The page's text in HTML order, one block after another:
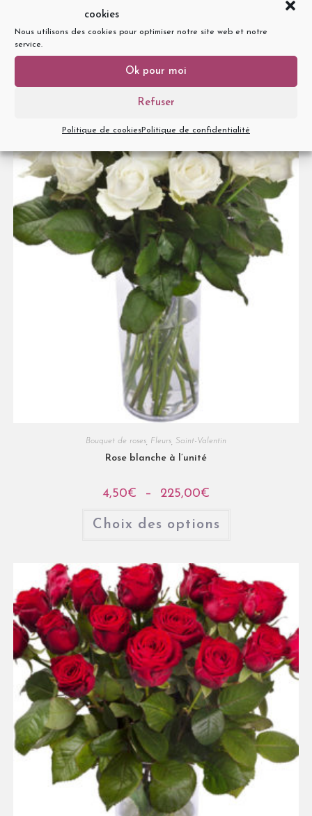
cookies
Nous utilisons des cookies pour optimiser notre site web et notre
service.
Ok pour moi
Refuser
Politique de cookiesPolitique de confidentialité
Choix des options
Bouquet de roses Fleurs Saint-Valentin
Rose blanche à l’unité
4,50€ – 225,00€
Choix des options